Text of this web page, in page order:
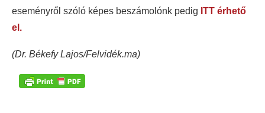
eseményről szóló képes beszámolónk pedig ITT érhető
el.
(Dr. Békefy Lajos/Felvidék.ma)